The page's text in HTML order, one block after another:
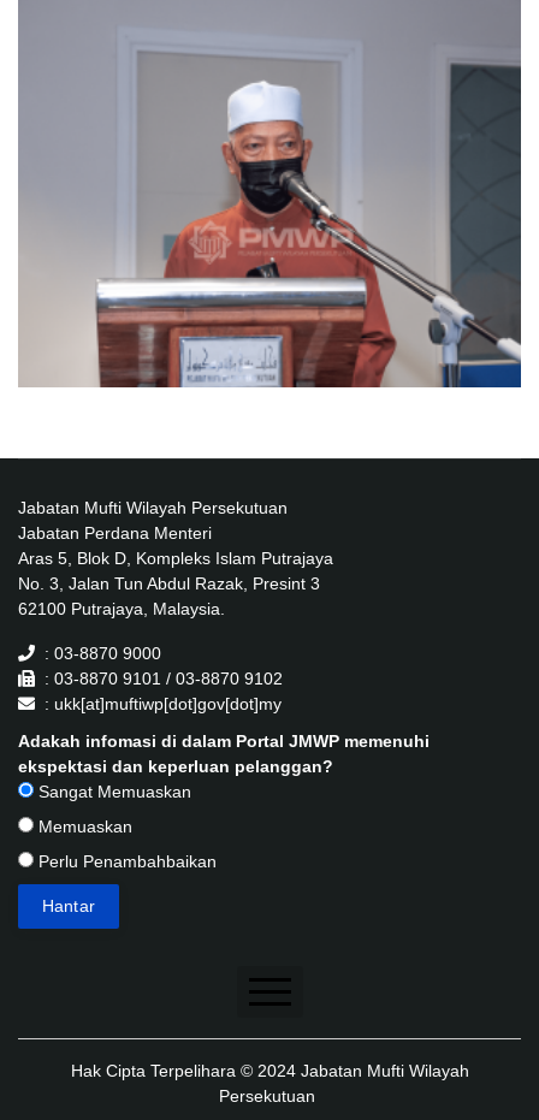
Jabatan Mufti Wilayah Persekutuan
Jabatan Perdana Menteri
Aras 5, Blok D, Kompleks Islam Putrajaya
No. 3, Jalan Tun Abdul Razak, Presint 3
62100 Putrajaya, Malaysia.
: 03-8870 9000
: 03-8870 9101 / 03-8870 9102
: ukk[at]muftiwp[dot]gov[dot]my
Adakah infomasi di dalam Portal JMWP memenuhi
ekspektasi dan keperluan pelanggan?
Sangat Memuaskan
Memuaskan
Perlu Penambahbaikan
Penafian
Dasar Keselamatan
Hak Cipta Terpelihara © 2024 Jabatan Mufti Wilayah
Persekutuan